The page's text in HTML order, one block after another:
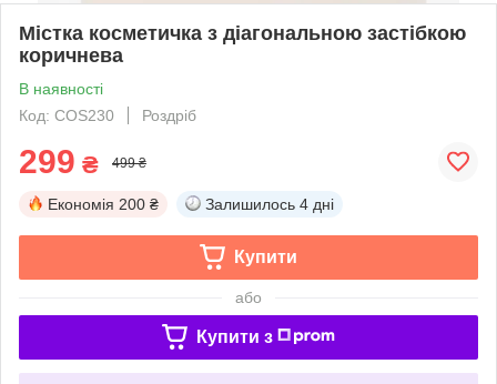
Містка косметичка з діагональною застібкою
коричнева
В наявності
Код: COS230
Роздріб
299 ₴ 499 ₴
Економія 200 ₴ Залишилось 4 дні
Купити
або
Купити з